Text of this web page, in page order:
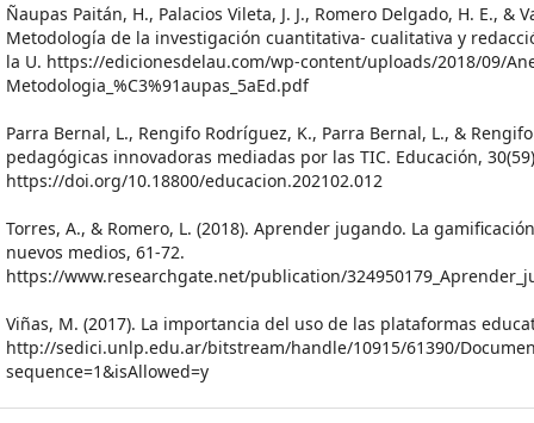
Ñaupas Paitán, H., Palacios Vileta, J. J., Romero Delgado, H. E., &
Metodología de la investigación cuantitativa- cualitativa y
la U. https://edicionesdelau.com/wp-content/uploads/2018/09/
Metodologia_%C3%91aupas_5aEd.pdf
Parra Bernal, L., Rengifo Rodríguez, K., Parra Bernal, L., &
pedagógicas innovadoras mediadas por las TIC. Educación,
https://doi.org/10.18800/educacion.202102.012
Torres, A., & Romero, L. (2018). Aprender jugando. La
nuevos medios, 61-72.
https://www.researchgate.net/publication/
Viñas, M. (2017). La importancia del uso de las plataformas
http://sedici.unlp.edu.ar/bitstream/handle/10915/61390/
sequence=1&isAllowed=y